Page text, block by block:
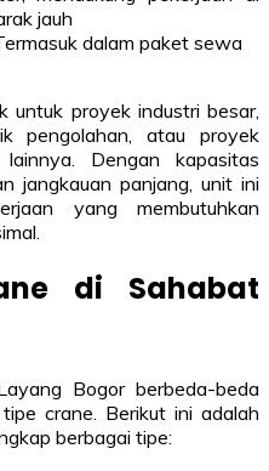
jauh
dalam paket sewa
untuk proyek industri besar,
pengolahan, atau proyek
Dengan kapasitas
jangkauan panjang, unit ini
yang membutuhkan
di Sahabat
Bogor berbeda-beda
crane. Berikut ini adalah
berbagai tipe: